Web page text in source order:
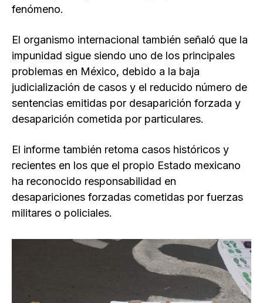
fenómeno.
El organismo internacional también señaló que la
impunidad sigue siendo uno de los principales
problemas en México, debido a la baja
judicialización de casos y el reducido número de
sentencias emitidas por desaparición forzada y
desaparición cometida por particulares.
El informe también retoma casos históricos y
recientes en los que el propio Estado mexicano
ha reconocido responsabilidad en
desapariciones forzadas cometidas por fuerzas
militares o policiales.